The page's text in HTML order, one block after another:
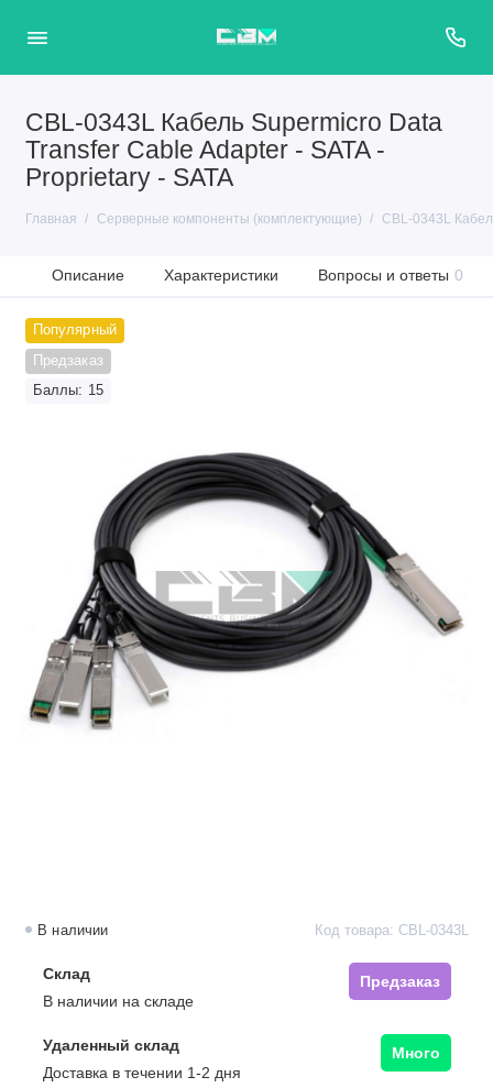
CBL-0343L Кабель Supermicro Data
Transfer Cable Adapter - SATA -
Proprietary - SATA
Главная Серверные компоненты (комплектующие) CBL-0343L
Описание Характеристики Вопросы и ответы 0
Популярный
Предзаказ
Баллы: 15
В наличии Код товара: CBL-0343L
Склад
Предзаказ
В наличии на складе
Удаленный склад
Много
Доставка в течении 1-2 дня